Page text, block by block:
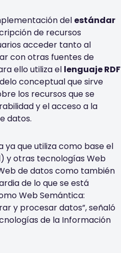
del estándar
de recursos
acceder tanto al
con otras fuentes de
ello utiliza el lenguaje RDF
conceptual que sirve
los recursos que se
y el acceso a la
datos.
ya que utiliza como base el
y otras tecnologías Web
de datos como también
de lo que se está
Web Semántica:
y procesar datos”, señaló
de la Información